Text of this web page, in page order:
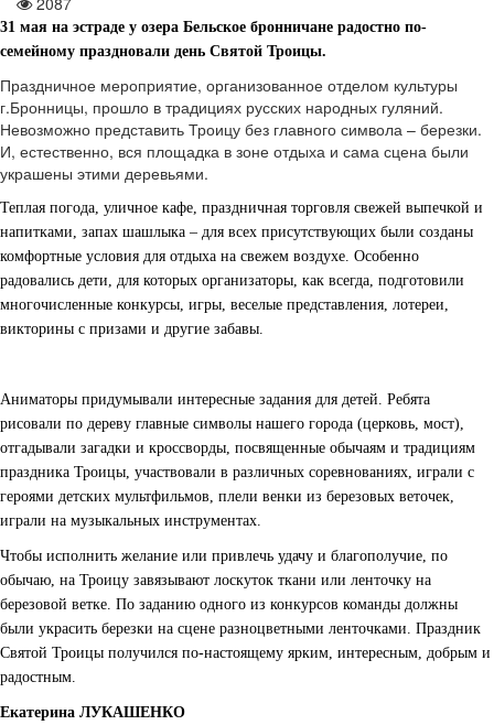
31 мая на эстраде у озера Бельское бронничане радостно по-
семейному праздновали день Святой Троицы.
Праздничное мероприятие, организованное отделом культуры
г.Бронницы, прошло в традициях русских народных гуляний.
Невозможно представить Троицу без главного символа – березки.
И, естественно, вся площадка в зоне отдыха и сама сцена были
украшены этими деревьями.
Теплая погода, уличное кафе, праздничная торговля свежей выпечкой и
напитками, запах шашлыка – для всех присутствующих были созданы
комфортные условия для отдыха на свежем воздухе. Особенно
радовались дети, для которых организаторы, как всегда, подготовили
многочисленные конкурсы, игры, веселые представления, лотереи,
викторины с призами и другие забавы.
Аниматоры придумывали интересные задания для детей. Ребята
рисовали по дереву главные символы нашего города (церковь, мост),
отгадывали загадки и кроссворды, посвященные обычаям и традициям
праздника Троицы, участвовали в различных соревнованиях, играли с
героями детских мультфильмов, плели венки из березовых веточек,
играли на музыкальных инструментах.
Чтобы исполнить желание или привлечь удачу и благополучие, по
обычаю, на Троицу завязывают лоскуток ткани или ленточку на
березовой ветке. По заданию одного из конкурсов команды должны
были украсить березки на сцене разноцветными ленточками. Праздник
Святой Троицы получился по-настоящему ярким, интересным, добрым и
радостным.
Екатерина ЛУКАШЕНКО